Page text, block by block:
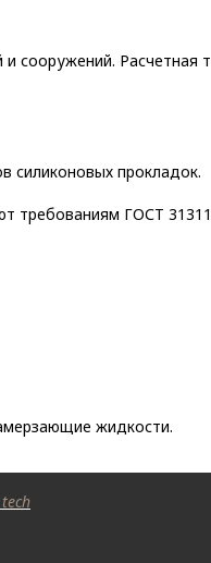
сооружений. Расчетная
силиконовых прокладок.
требованиям ГОСТ
жидкости.